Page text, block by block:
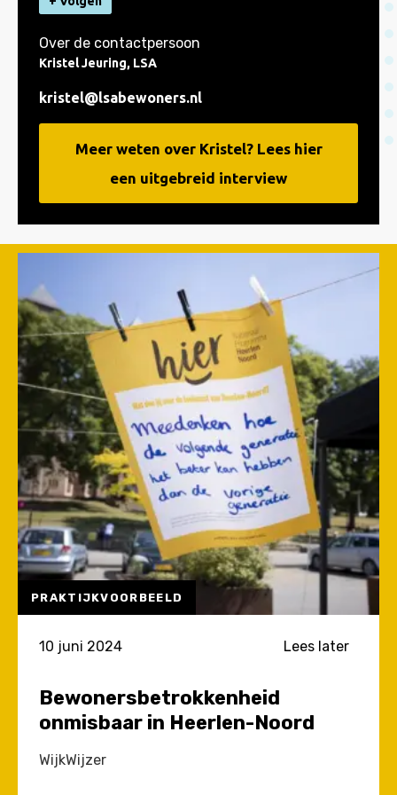
Over de contactpersoon
Kristel Jeuring, LSA
kristel@lsabewoners.nl
Meer weten over Kristel? Lees hier
een uitgebreid interview
PRAKTIJKVOORBEELD
10 juni 2024 Lees later
Bewonersbetrokkenheid
onmisbaar in Heerlen-Noord
WijkWijzer